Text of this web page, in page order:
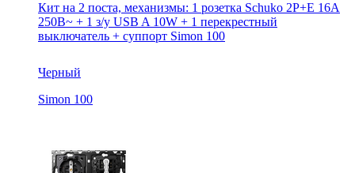
Кит на 2 поста, механизмы: 1 розетка Schuko 2Р+Е 16A
250В~ + 1 з/у USB A 10W + 1 перекрестный
выключатель + суппорт Simon 100
Черный
Simon 100